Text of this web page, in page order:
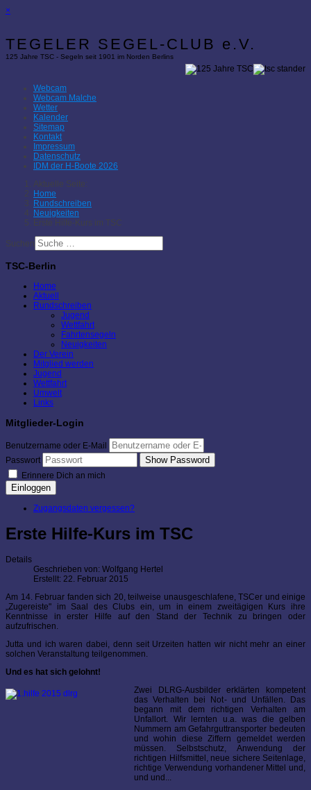
×
TEGELER SEGEL-CLUB e.V.
125 Jahre TSC - Segeln seit 1901 im Norden Berlins
Webcam
Webcam Malche
Wetter
Kalender
Sitemap
Kontakt
Impressum
Datenschutz
IDM der H-Boote 2026
Aktuelle Seite:
Home
Rundschreiben
Neuigkeiten
Erste Hilfe-Kurs im TSC
Suchen
TSC-Berlin
Home
Aktuell
Rundschreiben
Jugend
Wettfahrt
Fahrtensegeln
Neuigkeiten
Der Verein
Mitglied werden
Jugend
Wettfahrt
Umwelt
Links
Mitglieder-Login
Benutzername oder E-Mail
Passwort
Show Password
Erinnere Dich an mich
Einloggen
Zugangsdaten vergessen?
Erste Hilfe-Kurs im TSC
Details
Geschrieben von: Wolfgang Hertel
Erstellt: 22. Februar 2015
Am 14. Februar fanden sich 20, teilweise unausgeschlafene, TSCer und einige
„Zugereiste" im Saal des Clubs ein, um in einem zweitägigen Kurs ihre
Kenntnisse in erster Hilfe auf den Stand der Technik zu bringen oder
aufzufrischen.
Jutta und ich waren dabei, denn seit Urzeiten hatten wir nicht mehr an einer
solchen Veranstaltung teilgenommen.
Und es hat sich gelohnt!
Zwei DLRG-Ausbilder erklärten kompetent
das Verhalten bei Not- und Unfällen. Das
begann mit dem richtigen Verhalten am
Unfallort. Wir lernten u.a. was die gelben
Nummern am Gefahrguttransporter bedeuten
und wohin diese Ziffern gemeldet werden
müssen. Selbstschutz, Anwendung der
richtigen Hilfsmittel, neue sichere Seitenlage,
richtige Verwendung vorhandener Mittel und,
und und...